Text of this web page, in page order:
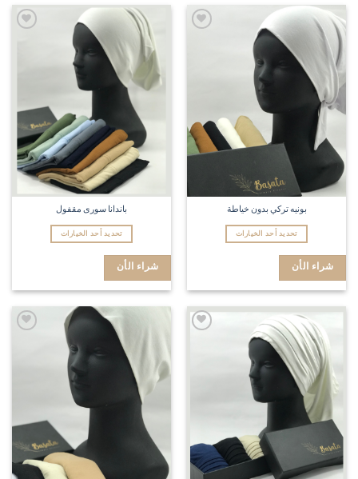
بونيه تركي بدون خياطة
تحديد أحد الخيارات
شراء الأن
باندانا سورى مقفول
تحديد أحد الخيارات
شراء الأن